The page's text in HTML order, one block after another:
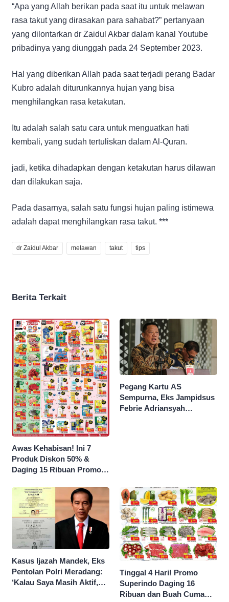
“Apa yang Allah berikan pada saat itu untuk melawan
rasa takut yang dirasakan para sahabat?” pertanyaan
yang dilontarkan dr Zaidul Akbar dalam kanal Youtube
pribadinya yang diunggah pada 24 September 2023.
Hal yang diberikan Allah pada saat terjadi perang Badar
Kubro adalah diturunkannya hujan yang bisa
menghilangkan rasa ketakutan.
Itu adalah salah satu cara untuk menguatkan hati
kembali, yang sudah tertuliskan dalam Al-Quran.
jadi, ketika dihadapkan dengan ketakutan harus dilawan
dan dilakukan saja.
Pada dasarnya, salah satu fungsi hujan paling istimewa
adalah dapat menghilangkan rasa takut. ***
dr Zaidul Akbar melawan takut tips
Berita Terkait
Awas Kehabisan! Ini 7
Produk Diskon 50% &
Daging 15 Ribuan Promo
Malam Ini
Pegang Kartu AS
Sempurna, Eks Jampidsus
Febrie Adriansyah
Kasus Ijazah Mandek, Eks
Pentolan Polri Meradang:
‘Kalau Saya Masih Aktif,
Tinggal 4 Hari! Promo
Superindo Daging 16
Ribuan dan Buah Cuma